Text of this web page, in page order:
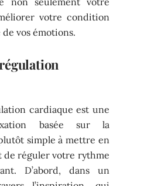
votre condition
vos émotions.
cardiaque est une
basée sur la
simple à mettre en
réguler votre rythme
D’abord, dans un